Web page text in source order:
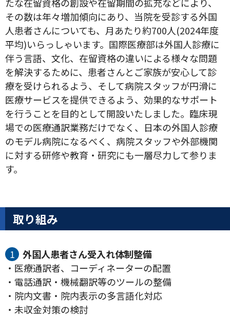
たな在留資格の創設や在留期間の拡充などにより、
その数は年々増加傾向にあり、当院を受診する外国
人患者さんについても、月あたり約700人(2024年度
平均)いらっしゃいます。国際医療部は外国人診療に
伴う言語、文化、在留資格の違いによる様々な問題
を解決するために、患者さんとご家族が安心して診
療を受けられるよう、そして病院スタッフが円滑に
医療サービスを提供できるよう、効果的なサポート
を行うことを目的として開設いたしました。臨床現
場での医療通訳業務だけでなく、日本の外国人診療
のモデル病院になるべく、病院スタッフや外部機関
に対する研修や教育・研究にも一層尽力して参りま
す。
取り組み
外国人患者さん受入れ体制整備
・医療通訳者、コーディネーターの配置
・電話通訳・機械翻訳等のツールの整備
・院内文書・院内表示の多言語化対応
・未収金対策の検討